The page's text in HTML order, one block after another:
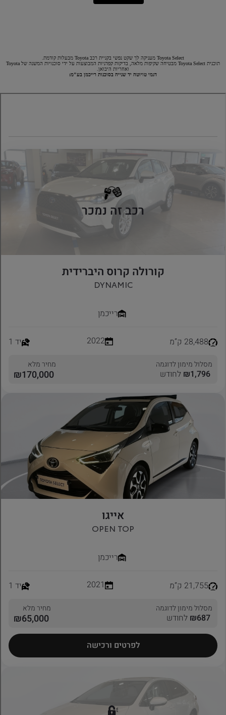
Toyota Select מעניקה לך שקט נפשי בקניית רכב Toyota מבעלות קודמת.
תוכנית Toyota Select מבטיחה שקיפות מלאה, בדיקות קפדניות המבוצעות על ידי סוכנויות המשנה של Toyota
ואחריות היבואן.
דגמי טויוטה יד שנייה בסוכנות רייכמן בע"מ: